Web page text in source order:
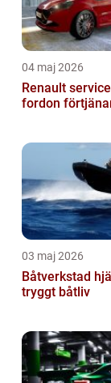
04 maj 2026
Renault
fordon
03 maj 2026
Båtverkstad hjärtat i ett
tryggt båtliv